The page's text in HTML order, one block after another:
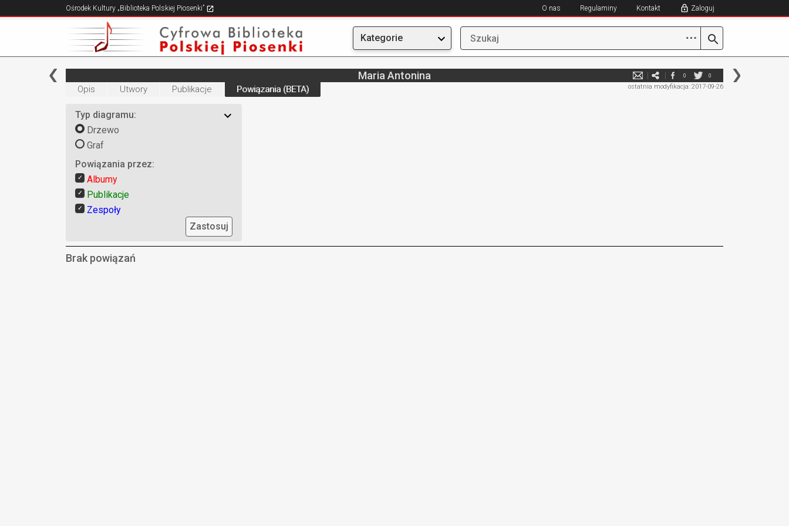
Ośrodek Kultury „Biblioteka Polskiej Piosenki” O nas Regulaminy Kontakt Zaloguj
Kategorie ⋯
Maria Antonina 0 0
ostatnia modyfikacja: 2017-09-26
Opis Utwory Publikacje Powiązania (BETA)
Typ diagramu:
Drzewo
Graf
Powiązania przez:
Albumy
Publikacje
Zespoły
Zastosuj
Brak powiązań